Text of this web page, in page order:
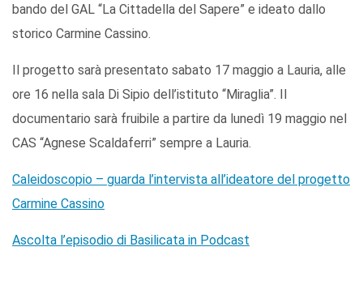
bando del GAL “La Cittadella del Sapere” e ideato dallo
storico Carmine Cassino.
Il progetto sarà presentato sabato 17 maggio a Lauria, alle
ore 16 nella sala Di Sipio dell’istituto “Miraglia”. Il
documentario sarà fruibile a partire da lunedì 19 maggio nel
CAS “Agnese Scaldaferri” sempre a Lauria.
Caleidoscopio – guarda l’intervista all’ideatore del progetto
Carmine Cassino
Ascolta l’episodio di Basilicata in Podcast